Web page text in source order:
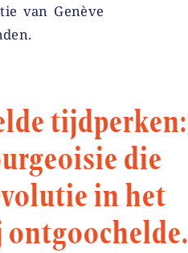
van Genève
tijdperken:
die
in het